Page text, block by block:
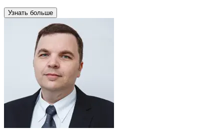
Узнать больше